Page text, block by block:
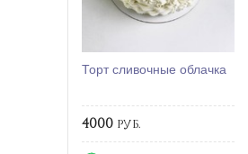
Торт сливочные облачка
4000руб.